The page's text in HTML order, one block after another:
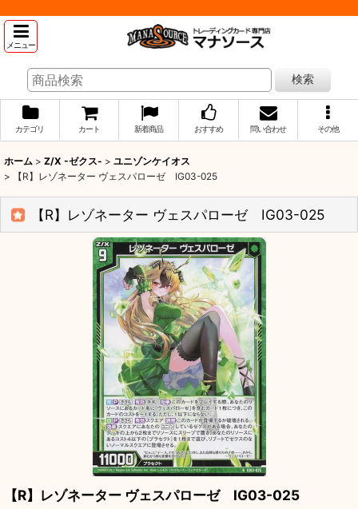
メニュー
検索
カテゴリ カート 新着商品 おすすめ 問い合わせ その他
ホーム > Z/X -ゼクス- > ユニゾンケイオス
>
【R】レゾネーター ヴェスパローゼ IG03-025
【R】レゾネーター ヴェスパローゼ IG03-025
【R】レゾネーター ヴェスパローゼ IG03-025